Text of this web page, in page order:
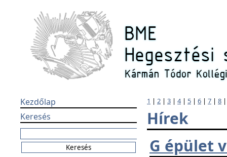
Kezdőlap
Keresés
1 | 2 | 3 | 4| 5 | 6 | 7 | 8
Hírek
G épület